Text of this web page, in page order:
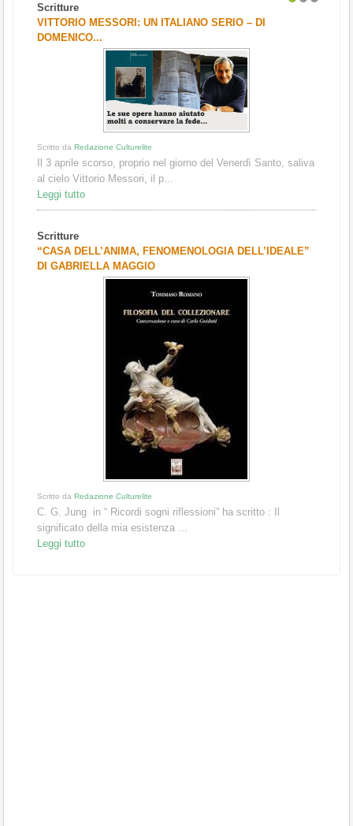
Scritture
VITTORIO MESSORI: UN ITALIANO SERIO – DI
DOMENICO...
Scritto da Redazione Culturelite
Il 3 aprile scorso, proprio nel giorno del Venerdì Santo, saliva
al cielo Vittorio Messori, il p...
Leggi tutto
Scritture
“CASA DELL’ANIMA, FENOMENOLOGIA DELL’IDEALE”
DI GABRIELLA MAGGIO
Scritto da Redazione Culturelite
C. G. Jung in “ Ricordi sogni riflessioni” ha scritto : Il
significato della mia esistenza ...
Leggi tutto